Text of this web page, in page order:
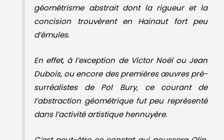
géométrisme abstrait dont la rigueur et la
concision trouvèrent en Hainaut fort peu
d’émules.
En effet, à l’exception de Victor Noël ou Jean
Dubois, ou encore des premières œuvres pré-
surréalistes de Pol Bury, ce courant de
l’abstraction géométrique fut peu représenté
dans l’activité artistique hennuyère.